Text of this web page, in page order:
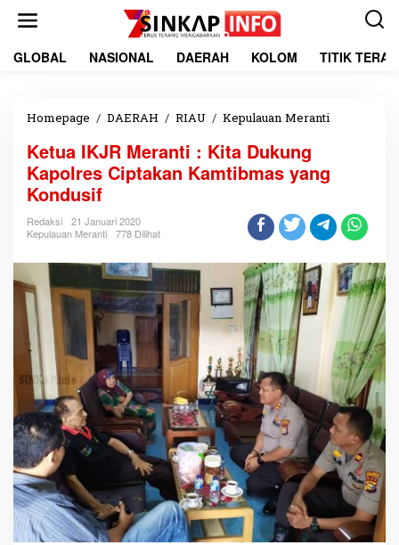
GLOBAL NASIONAL DAERAH KOLOM TITIK
Homepage / DAERAH / RIAU / Kepulauan Meranti
K
J
M
e
r
a
i
:
K
i
t
a
D
u
n
g
Ketua IKJR Meranti : Kita Dukung
Kapolres Ciptakan Kamtibmas yang
Kondusif
Redaksi
21 Januari 2020
Kepulauan Meranti
778 Dilihat